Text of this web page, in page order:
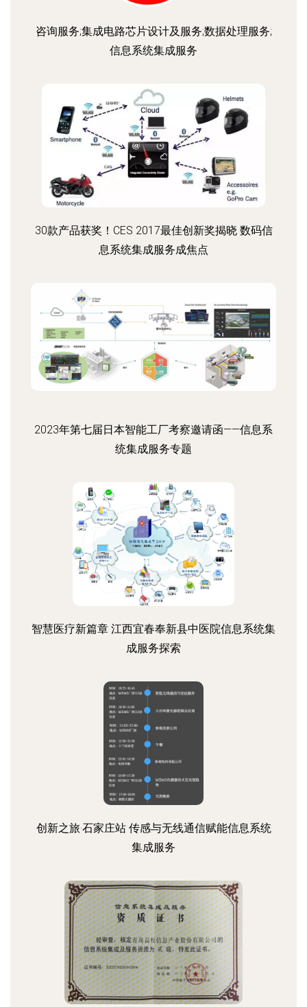
咨询服务;集成电路芯片设计及服务;数据处理服务;
信息系统集成服务
30款产品获奖！CES 2017最佳创新奖揭晓 数码信
息系统集成服务成焦点
2023年第七届日本智能工厂考察邀请函——信息系
统集成服务专题
智慧医疗新篇章 江西宜春奉新县中医院信息系统集
成服务探索
创新之旅·石家庄站 传感与无线通信赋能信息系统
集成服务